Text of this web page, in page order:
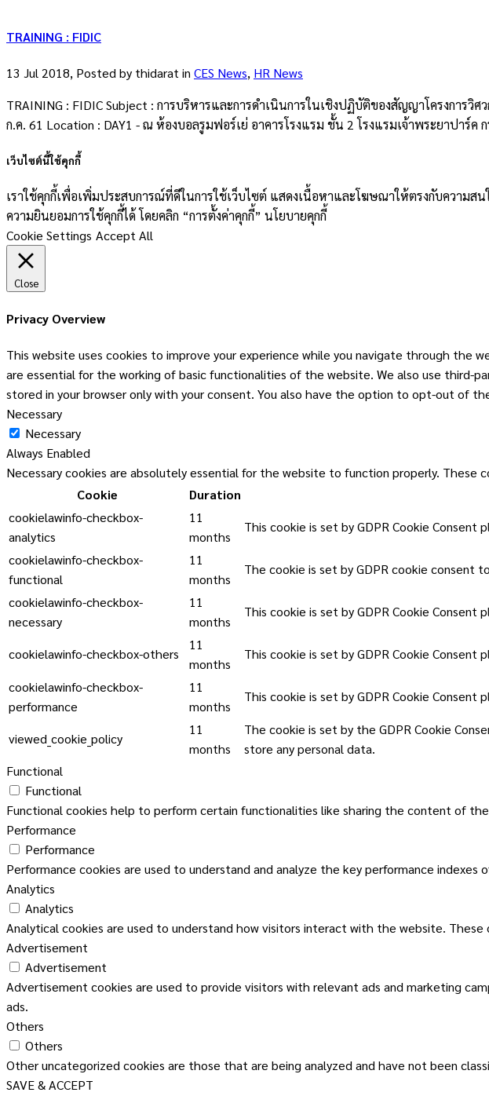
TRAINING : FIDIC
13 Jul 2018, Posted by thidaratin CES News, HR News
TRAINING : FIDIC Subject : การบริหารและการดำเนินการในเชิงปฏิบัติของสัญญาโครงกา
ก.ค. 61 Location : DAY1 - ณ ห้องบอลรูมฟอร์เย่ อาคารโรงแรม ชั้น 2 โรงแรมเจ้าพระยาปาร์
เว็บไซต์นี้ใช้คุกกี้
เราใช้คุกกี้เพื่อเพิ่มประสบการณ์ที่ดีในการใช้เว็บไซต์ แสดงเนื้อหาและโฆษณาให้ตรงกับความสน
ความยินยอมการใช้คุกกี้ได้ โดยคลิก “การตั้งค่าคุกกี้” นโยบายคุกกี้
Cookie Settings Accept All
Close
Privacy Overview
This website uses cookies to improve your experience while you navigate through the
are essential for the working of basic functionalities of the website. We also use third-
stored in your browser only with your consent. You also have the option to opt-out of
Necessary
Necessary
Always Enabled
Necessary cookies are absolutely essential for the website to function properly. These
Cookie
Duration
cookielawinfo-checkbox-
analytics
11
months
This cookie is set by GDPR Cookie
cookielawinfo-checkbox-
functional
11
months
The cookie is set by GDPR cookie consent
cookielawinfo-checkbox-
necessary
11
months
This cookie is set by GDPR Cookie
cookielawinfo-checkbox-others
11
months
This cookie is set by GDPR Cookie
cookielawinfo-checkbox-
performance
11
months
This cookie is set by GDPR Cookie
viewed_cookie_policy
11
months
The cookie is set by the GDPR Cookie
store any personal data.
Functional
Functional
Functional cookies help to perform certain functionalities like sharing the content of
Performance
Performance
Performance cookies are used to understand and analyze the key performance
Analytics
Analytics
Analytical cookies are used to understand how visitors interact with the website.
Advertisement
Advertisement
Advertisement cookies are used to provide visitors with relevant ads and marketing
ads.
Others
Others
Other uncategorized cookies are those that are being analyzed and have not been
SAVE & ACCEPT